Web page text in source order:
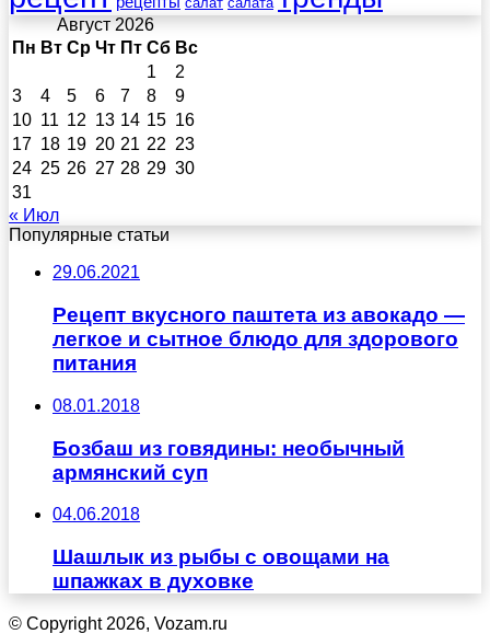
Август 2026
Пн Вт Ср Чт Пт Сб Вс
1
2
3
4 5 6 7 8
9
10 11 12 13 14 15 16
17 18 19 20 21 22 23
24 25 26 27 28 29 30
31
« Июл
Популярные статьи
29.06.2021
Рецепт вкусного паштета из авокадо —
легкое и сытное блюдо для здорового
питания
08.01.2018
Бозбаш из говядины: необычный
армянский суп
04.06.2018
Шашлык из рыбы с овощами на
шпажках в духовке
© Copyright 2026, Vozam.ru